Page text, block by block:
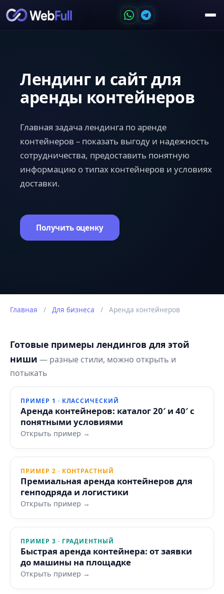
Лендинг и сайт для
аренды контейнеров
Главная задача лендинга по аренде
контейнеров – показать выгоду и надежность
сотрудничества, предоставить понятную
информацию о типах контейнеров и условиях
доставки.
Получить оценку
Главная / Для бизнеса / Аренда контейнеров
Готовые примеры лендингов для этой
ниши — разные стили, можно открыть и
потыкать
ПРИМЕР 1 · КЛАССИЧЕСКИЙ
Аренда контейнеров: каталог 20′ и 40′ с
понятными условиями
Открыть пример →
ПРИМЕР 2 · КОНТРАСТНЫЙ
Премиальная аренда контейнеров для
генподряда и логистики
Открыть пример →
ПРИМЕР 3 · ГРАДИЕНТНЫЙ
Быстрая аренда контейнера: от заявки
до машины на площадке
Открыть пример →